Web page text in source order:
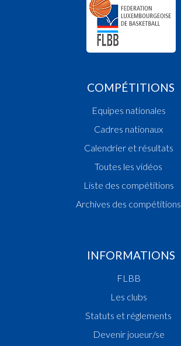
COMPÉTITIONS
Equipes nationales
Cadres nationaux
Calendrier et résultats
Toutes les vidéos
Liste des compétitions
Archives des compétitions
INFORMATIONS
FLBB
Les clubs
Statuts et réglements
Devenir joueur/se